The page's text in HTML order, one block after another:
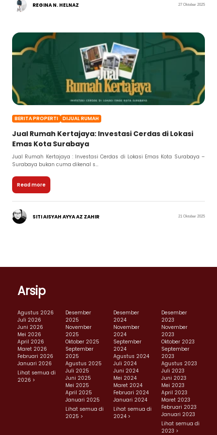
REGINA N. HELNAZ 27 Oktober 2025
BERITA PROPERTI DIJUAL RUMAH
Jual Rumah Kertajaya: Investasi Cerdas di Lokasi
Emas Kota Surabaya
Jual Rumah Kertajaya : Investasi Cerdas di Lokasi Emas Kota Surabaya –
Surabaya bukan cuma dikenal s...
Read more
SITI AISYAH AYYA AZ ZAHIR 21 Oktober 2025
Arsip
Agustus 2026
Juli 2026
Juni 2026
Mei 2026
April 2026
Maret 2026
Februari 2026
Januari 2026
Lihat semua di
2026 >
Desember
2025
November
2025
Oktober 2025
September
2025
Agustus 2025
Juli 2025
Juni 2025
Mei 2025
April 2025
Januari 2025
Lihat semua di
2025 >
Desember
2024
November
2024
September
2024
Agustus 2024
Juli 2024
Juni 2024
Mei 2024
Maret 2024
Februari 2024
Januari 2024
Lihat semua di
2024 >
Desember
2023
November
2023
Oktober 2023
September
2023
Agustus 2023
Juli 2023
Juni 2023
Mei 2023
April 2023
Maret 2023
Februari 2023
Januari 2023
Lihat semua di
2023 >